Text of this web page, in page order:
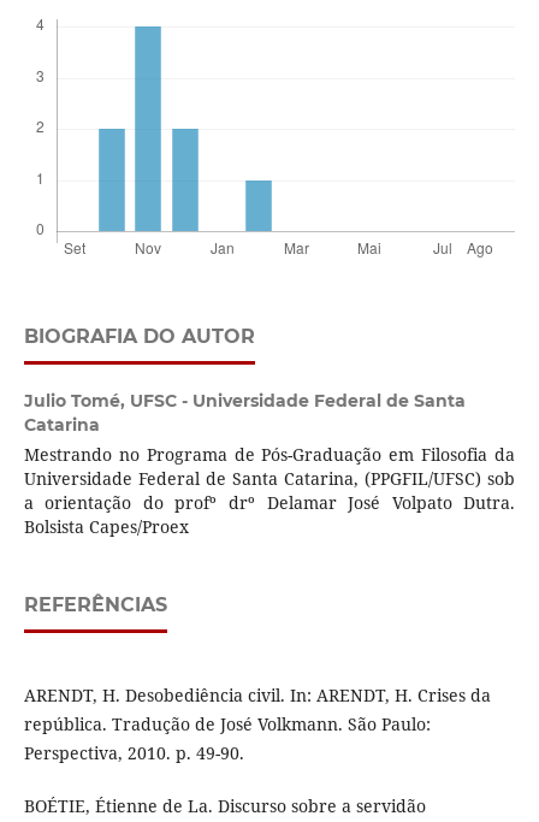
BIOGRAFIA DO AUTOR
Julio Tomé, UFSC - Universidade Federal de Santa
Catarina
Mestrando no Programa de Pós-Graduação em Filosofia da
Universidade Federal de Santa Catarina, (PPGFIL/UFSC) sob
a orientação do profº drº Delamar José Volpato Dutra.
Bolsista Capes/Proex
REFERÊNCIAS
ARENDT, H. Desobediência civil. In: ARENDT, H. Crises da
república. Tradução de José Volkmann. São Paulo:
Perspectiva, 2010. p. 49-90.
BOÉTIE, Étienne de La. Discurso sobre a servidão